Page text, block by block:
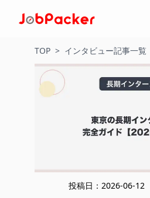
TOP > インタビュー記事一覧
投稿日： 2026-06-12